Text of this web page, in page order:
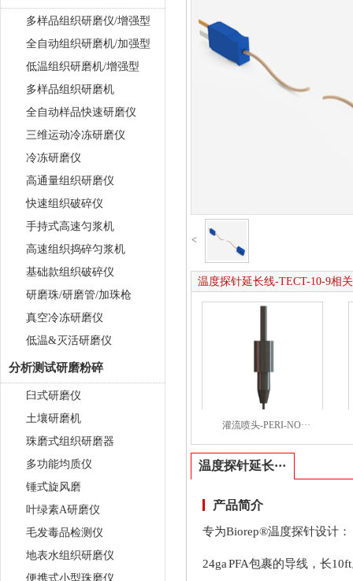
多样品组织研磨仪/增强型
全自动组织研磨机/加强型
低温组织研磨机/增强型
多样品组织研磨机
全自动样品快速研磨仪
三维运动冷冻研磨仪
冷冻研磨仪
高通量组织研磨仪
快速组织破碎仪
手持式高速匀浆机
高速组织捣碎匀浆机
基础款组织破碎仪
研磨珠/研磨管/加珠枪
真空冷冻研磨仪
低温&灭活研磨仪
分析测试研磨粉碎
臼式研磨仪
土壤研磨机
珠磨式组织研磨器
多功能均质仪
锤式旋风磨
叶绿素A研磨仪
毛发毒品检测仪
地表水组织研磨仪
便携式小型珠磨仪
<
温度探针延长线-TECT-10-9相
灌流喷头-PERI-NO···
温度探针延长···
产品简介
专为Biorep®温度探针设计：
24ga PFA包裹的导线，长